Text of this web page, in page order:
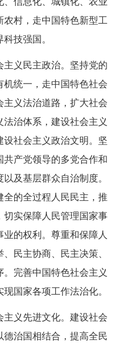
村，走中国特色新型工
技强国。
义民主政治。坚持党的
统一，走中国特色社会
义法治道路，扩大社会
治体系，建设社会主义
社会主义政治文明。坚
产党领导的多党合作和
及基层群众自治制度。
的全过程人民民主，推
实保障人民管理国家事
的权利。尊重和保障人
民主协商、民主决策、
完善中国特色社会主义
国家各项工作法治化。
义先进文化。建设社会
治国相结合，提高全民